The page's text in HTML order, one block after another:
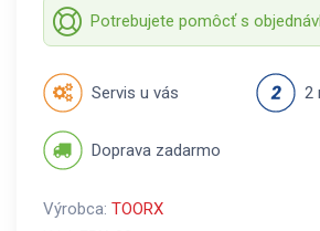
Potrebujete pomôcť s
Servis u vás 2
Doprava zadarmo
Výrobca: TOORX